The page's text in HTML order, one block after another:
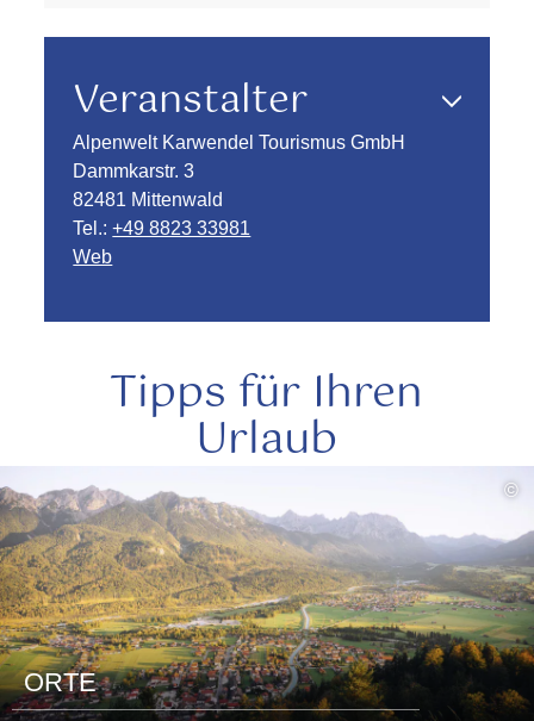
Veranstalter
Alpenwelt Karwendel Tourismus GmbH
Dammkarstr. 3
82481 Mittenwald
Tel.:+49 8823 33981
Web
Tipps für Ihren
Urlaub
©
ORTE